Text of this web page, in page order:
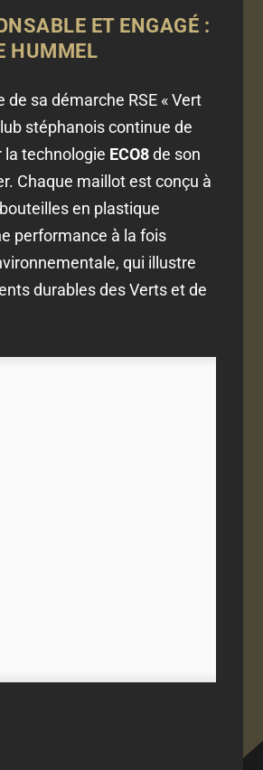
ET ENGAGÉ :
HUMMEL
de sa démarche RSE « Vert
stéphanois continue de
la technologie ECO8de son
Chaque maillot est conçu à
en plastique
performance à la fois
qui illustre
durables des Verts et de